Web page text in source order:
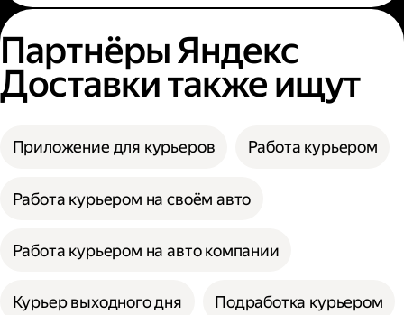
Партнёры Яндекс
Доставки также ищут
Приложение для курьеров Работа курьером
Работа курьером на своём авто
Работа курьером на авто компании
Курьер выходного дня Подработка курьером